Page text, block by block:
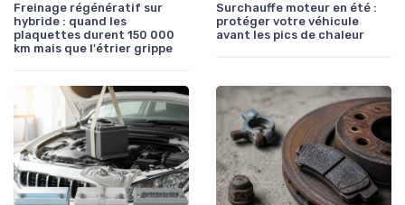
Freinage régénératif sur
hybride : quand les
plaquettes durent 150 000
km mais que l'étrier grippe
Surchauffe moteur en été :
protéger votre véhicule
avant les pics de chaleur